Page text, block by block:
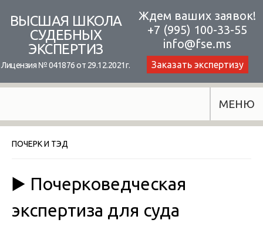
content
ВЫСШАЯ ШКОЛА
СУДЕБНЫХ
ЭКСПЕРТИЗ
Лицензия № 041876 от 29.12.2021г.
Ждем ваших заявок!
+7 (995) 100-33-55
info@fse.ms
Заказать экспертизу
МЕНЮ
ПОЧЕРК И ТЭД
▶️ Почерковедческая
экспертиза для суда